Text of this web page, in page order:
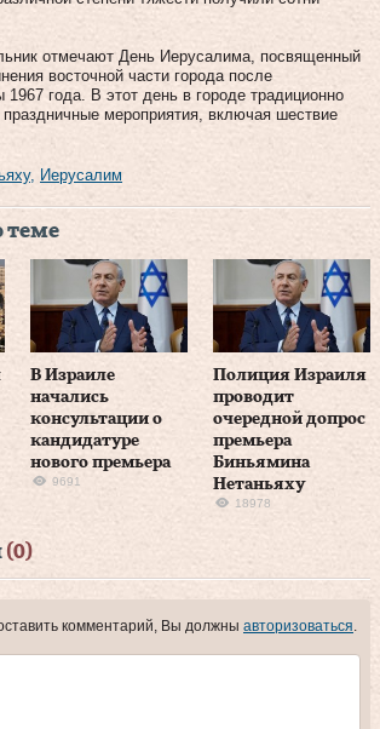
отмечают День Иерусалима, посвященный
восточной части города после
1967 года. В этот день в городе традиционно
мероприятия, включая шествие
, Иерусалим
теме
В Израиле
начались
консультации о
кандидатуре
нового премьера
9691
Полиция Израиля
проводит
очередной допрос
премьера
Биньямина
Нетаньяху
18978
(0)
комментарий, Вы должны авторизоваться.